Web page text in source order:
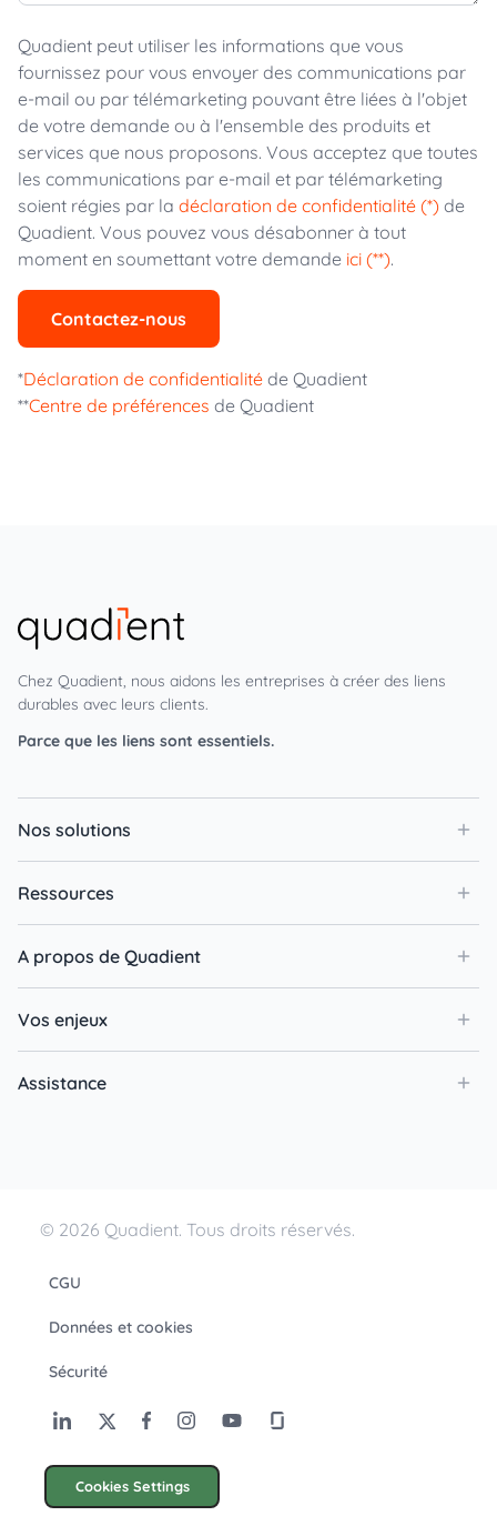
Quadient peut utiliser les informations que vous
fournissez pour vous envoyer des communications par
e-mail ou par télémarketing pouvant être liées à l'objet
de votre demande ou à l'ensemble des produits et
services que nous proposons. Vous acceptez que toutes
les communications par e-mail et par télémarketing
soient régies par la déclaration de confidentialité (*) de
Quadient. Vous pouvez vous désabonner à tout
moment en soumettant votre demande ici (**).
Contactez-nous
*Déclaration de confidentialité de Quadient
**Centre de préférences de Quadient
Chez Quadient, nous aidons les entreprises à créer des liens
durables avec leurs clients.
Parce que les liens sont essentiels.
Nos solutions
Ressources
A propos de Quadient
Vos enjeux
Assistance
© 2026 Quadient. Tous droits réservés.
CGU
Données et cookies
Sécurité
Cookies Settings